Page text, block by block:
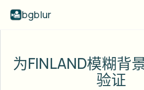
bgblur
为FINLAND模糊背
验证